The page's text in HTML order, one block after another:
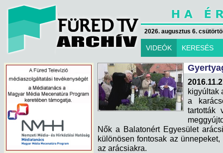
2026. augusztus 6.
VIDEÓK KERESÉS
kigyúltak
a
tartották
Nők a Balatonért Egyesület
különösen fontosak az
az arácsiakra.